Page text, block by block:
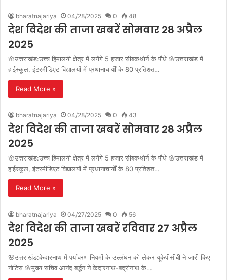
bharatnajariya 04/28/2025 0 48
देश विदेश की ताजा खबरें सोमवार 28 अप्रैल
2025
🌸उत्तराखंड:उच्च हिमालयी क्षेत्र में लगेंगे 5 हजार सीबकथोर्न के पौधे 🌸उत्तराखंड में
हाईस्कूल, इंटरमीडिएट विद्यालयों में प्रधानाचार्यों के 80 प्रतिशत…
Read More »
bharatnajariya 04/28/2025 0 43
देश विदेश की ताजा खबरें सोमवार 28 अप्रैल
2025
🌸उत्तराखंड:उच्च हिमालयी क्षेत्र में लगेंगे 5 हजार सीबकथोर्न के पौधे 🌸उत्तराखंड में
हाईस्कूल, इंटरमीडिएट विद्यालयों में प्रधानाचार्यों के 80 प्रतिशत…
Read More »
bharatnajariya 04/27/2025 0 56
देश विदेश की ताजा खबरें रविवार 27 अप्रैल
2025
🌸उत्तराखंड:केदारनाथ में पर्यावरण नियमों के उल्लंघन को लेकर यूकेपीसीबी ने जारी किए
नोटिस 🌸मुख्य सचिव आनंद बर्द्धन ने केदारनाथ-बद्रीनाथ के…